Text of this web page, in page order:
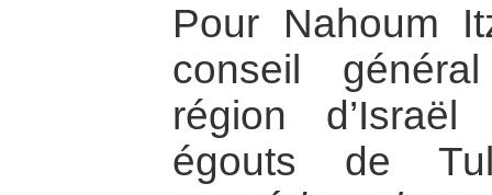
Pour Nahoum
conseil
région
égouts de